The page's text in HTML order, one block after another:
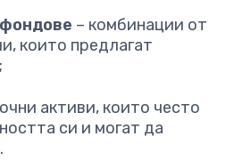
– комбинации от
които предлагат
активи, които често
си и могат да